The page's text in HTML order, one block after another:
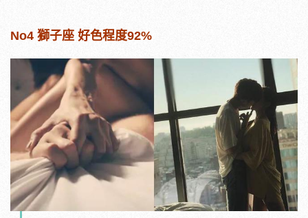
No4 獅子座 好色程度92%